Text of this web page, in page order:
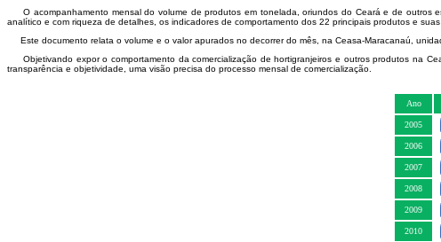
O acompanhamento mensal do volume de produtos em tonelada, oriundos do Ceará e de outros
analítico e com riqueza de detalhes, os indicadores de comportamento dos 22 principais produtos e
Este documento relata o volume e o valor apurados no decorrer do mês, na Ceasa-Maracanaú,
Objetivando expor o comportamento da comercialização de hortigranjeiros e outros produtos na
transparência e objetividade, uma visão precisa do processo mensal de comercialização.
Ano
2005
2006
2007
2008
2009
2010